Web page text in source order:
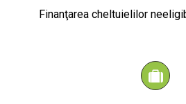
Finanţarea cheltuielilor